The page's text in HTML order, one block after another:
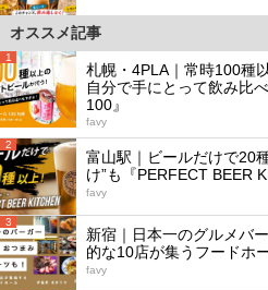
オススメ記事
1
札幌・4PLA｜常時100種
自分で手にとって飲み比
100』
favy
2
富山駅｜ビールだけで20
け”も『PERFECT BEER
favy
3
新宿｜日本一のグルメバ
的な10店が集うフードホ
favy